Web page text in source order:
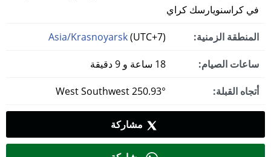
في كراسنويارسك كراي
المنطقة الزمنية: Asia/Krasnoyarsk(UTC+7)
ساعات الصيام:
أتجاه القبلة:
مشاركة